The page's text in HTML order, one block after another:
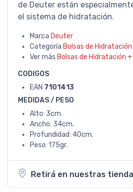
de Deuter están
el sistema de hidratación.
Marca Deuter
Categoría Bolsas de Hidratación
Ver más Bolsas de Hidratación
CODIGOS
EAN 7101413
MEDIDAS / PESO
Alto: 3cm.
Ancho: 34cm.
Profundidad: 40cm.
Peso: 175gr.
Retirá en nuestras